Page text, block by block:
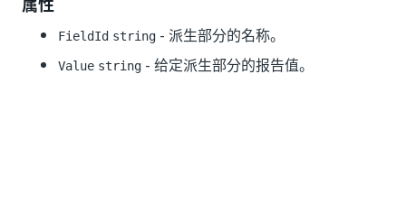
属性
FieldId string - 派生部分的名称。
Value string - 给定派生部分的报告值。